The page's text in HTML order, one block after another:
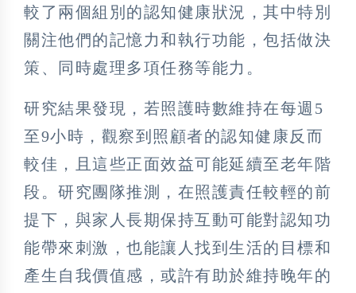
較了兩個組別的認知健康狀況，其中特別
關注他們的記憶力和執行功能，包括做決
策、同時處理多項任務等能力。
研究結果發現，若照護時數維持在每週5
至9小時，觀察到照顧者的認知健康反而
較佳，且這些正面效益可能延續至老年階
段。研究團隊推測，在照護責任較輕的前
提下，與家人長期保持互動可能對認知功
能帶來刺激，也能讓人找到生活的目標和
產生自我價值感，或許有助於維持晚年的